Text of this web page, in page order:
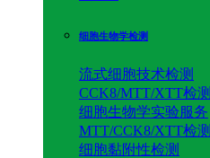
细胞生物学检测
流式细胞技术检测
CCK8/MTT/XTT检测
细胞生物学实验服务
MTT/CCK8/XTT检测
细胞黏附性检测